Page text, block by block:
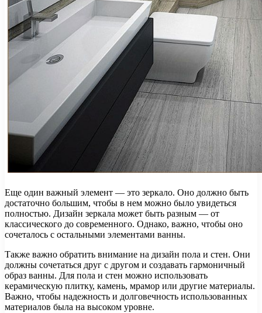
Еще один важный элемент — это зеркало. Оно должно быть
достаточно большим, чтобы в нем можно было увидеться
полностью. Дизайн зеркала может быть разным — от
классического до современного. Однако, важно, чтобы оно
сочеталось с остальными элементами ванны.
Также важно обратить внимание на дизайн пола и стен. Они
должны сочетаться друг с другом и создавать гармоничный
образ ванны. Для пола и стен можно использовать
керамическую плитку, камень, мрамор или другие материалы.
Важно, чтобы надежность и долговечность использованных
материалов была на высоком уровне.